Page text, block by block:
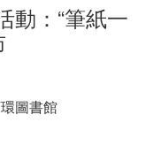
動：“筆紙一
圖書館